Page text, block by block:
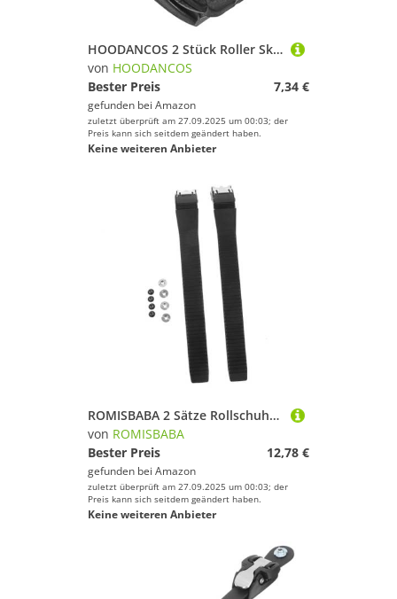
HOODANCOS 2 Stück Roller Skate Schnallen Verstellbar Langlebig Stabile Fixierung Ersatz Buckles für Inline und Quad Rollschuhe Skating Zubehör für Männer und Frauen
von HOODANCOS
Bester Preis
7,34 €
gefunden bei Amazon
zuletzt überprüft am 27.09.2025 um 00:03; der
Preis kann sich seitdem geändert haben.
Keine weiteren Anbieter
ROMISBABA 2 Sätze Rollschuhe Schnallen Ersatz Verstellbar Roller Skate Riemen Strap Strap Kit mit Schrauben für Inline Skates und Erwachsene Langlebig Stabil
von ROMISBABA
Bester Preis
12,78 €
gefunden bei Amazon
zuletzt überprüft am 27.09.2025 um 00:03; der
Preis kann sich seitdem geändert haben.
Keine weiteren Anbieter